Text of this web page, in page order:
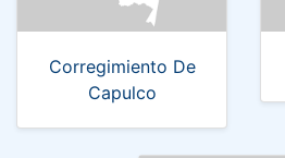
Corregimiento De
Capulco